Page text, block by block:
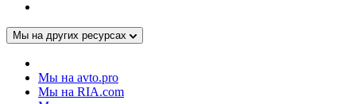
Мы на других ресурсах
Мы на avto.pro
Мы на RIA.com